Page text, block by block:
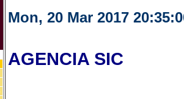
Mon, 20 Mar 2017
AGENCIA SIC